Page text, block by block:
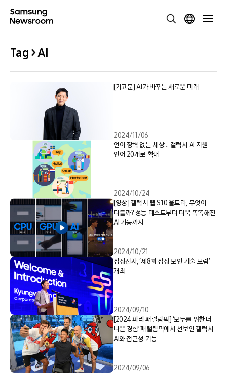
Tag > AI
[기고문] AI가 바꾸는 새로운 미래
2024/11/06
언어 장벽 없는 세상… 갤럭시 AI 지원
언어 20개로 확대
2024/10/24
[영상] 갤럭시 탭 S10 울트라, 무엇이
다를까? 성능 테스트부터 더욱 똑똑해진
AI 기능까지
2024/10/21
삼성전자, ‘제8회 삼성 보안 기술 포럼’
개최
2024/09/10
[2024 파리 패럴림픽] ‘모두를 위한 더
나은 경험’ 패럴림픽에서 선보인 갤럭시
AI와 접근성 기능
2024/09/06